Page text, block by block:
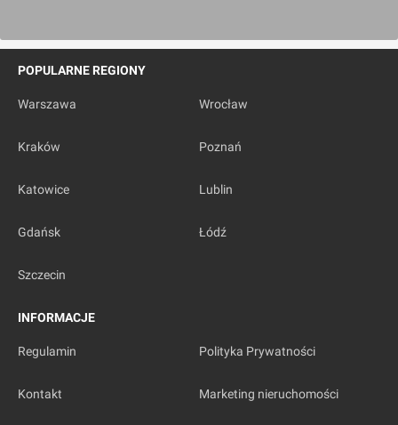
POPULARNE REGIONY
Warszawa Wrocław
Kraków Poznań
Katowice Lublin
Gdańsk Łódź
Szczecin
INFORMACJE
Regulamin Polityka Prywatności
Kontakt Marketing nieruchomości